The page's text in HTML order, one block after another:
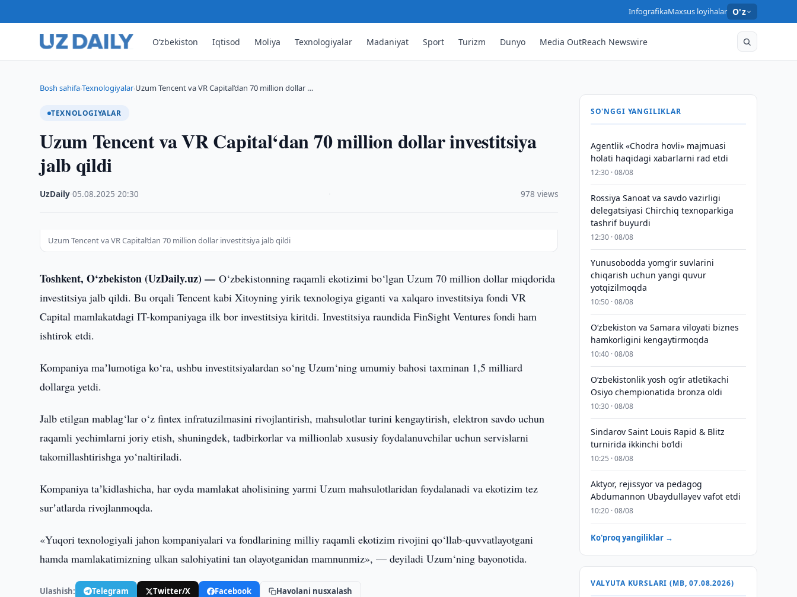
InfografikaMaxsus loyihalar O'z
O‘zbekiston Iqtisod Moliya Texnologiyalar Madaniyat Sport Turizm Dunyo Media OutReach Newswire
Bosh sahifa›Texnologiyalar›Uzum Tencent va VR Capital‘dan 70 million dollar …
TEXNOLOGIYALAR
Uzum Tencent va VR Capital‘dan 70 million dollar investitsiya
jalb qildi
UzDaily ·05.08.2025 ·20:30 978 views
Uzum Tencent va VR Capital‘dan 70 million dollar investitsiya jalb qildi
Toshkent, O‘zbekiston (UzDaily.uz) —O‘zbekistonning raqamli ekotizimi bo‘lgan Uzum 70 million dollar miqdorida
investitsiya jalb qildi. Bu orqali Tencent kabi Xitoyning yirik texnologiya giganti va xalqaro investitsiya fondi VR
Capital mamlakatdagi IT-kompaniyaga ilk bor investitsiya kiritdi. Investitsiya raundida FinSight Ventures fondi ham
ishtirok etdi.
Kompaniya maʼlumotiga ko‘ra, ushbu investitsiyalardan so‘ng Uzum‘ning umumiy bahosi taxminan 1,5 milliard
dollarga yetdi.
Jalb etilgan mablag‘lar o‘z fintex infratuzilmasini rivojlantirish, mahsulotlar turini kengaytirish, elektron savdo uchun
raqamli yechimlarni joriy etish, shuningdek, tadbirkorlar va millionlab xususiy foydalanuvchilar uchun servislarni
takomillashtirishga yo‘naltiriladi.
Kompaniya taʼkidlashicha, har oyda mamlakat aholisining yarmi Uzum mahsulotlaridan foydalanadi va ekotizim tez
surʼatlarda rivojlanmoqda.
«Yuqori texnologiyali jahon kompaniyalari va fondlarining milliy raqamli ekotizim rivojini qo‘llab-quvvatlayotgani
hamda mamlakatimizning ulkan salohiyatini tan olayotganidan mamnunmiz», — deyiladi Uzum‘ning bayonotida.
Ulashish: Telegram Twitter/X Facebook Havolani nusxalash
SO'NGGI YANGILIKLAR
Agentlik «Chodra hovli» majmuasi
holati haqidagi xabarlarni rad etdi
12:30 · 08/08
Rossiya Sanoat va savdo vazirligi
delegatsiyasi Chirchiq texnoparkiga
tashrif buyurdi
12:30 · 08/08
Yunusobodda yomg‘ir suvlarini
chiqarish uchun yangi quvur
yotqizilmoqda
10:50 · 08/08
Oʻzbekiston va Samara viloyati biznes
hamkorligini kengaytirmoqda
10:40 · 08/08
O‘zbekistonlik yosh og‘ir atletikachi
Osiyo chempionatida bronza oldi
10:30 · 08/08
Sindarov Saint Louis Rapid & Blitz
turnirida ikkinchi bo‘ldi
10:25 · 08/08
Aktyor, rejissyor va pedagog
Abdumannon Ubaydullayev vafot etdi
10:20 · 08/08
Ko'proq yangiliklar →
VALYUTA KURSLARI (MB, 07.08.2026)